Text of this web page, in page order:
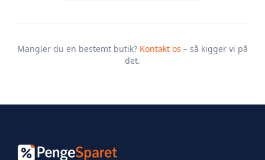
Mangler du en bestemt butik? Kontakt os – så kigger vi på
det.